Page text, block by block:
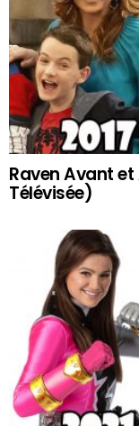
Raven Avant et
Télévisée)